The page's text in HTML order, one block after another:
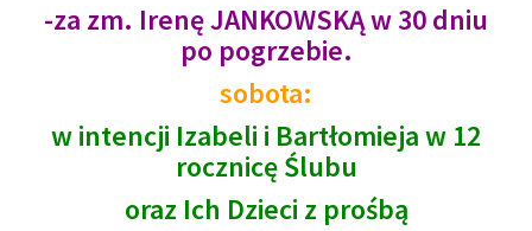
-za zm. Irenę JANKOWSKĄ w 30 dniu
po pogrzebie.
sobota:
w intencji Izabeli i Bartłomieja w 12
rocznicę Ślubu
oraz Ich Dzieci z prośbą